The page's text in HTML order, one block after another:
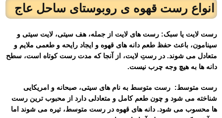
انواع رست قهوه ی روبوستای ساحل عاج
رست لایت یا سبک: رست های لایت از جمله، هف سیتی، لایت سیتی و
سینامون، باعث حفظ طعم دانه های قهوه و ایجاد رایحه و طعمی ملایم و
متعادل می شوند. در رستِ لایت، از آنجا که مدت رست کوتاه است، سطح
دانه ها به هیچ وجه چرب نیست.
رست متوسط: رست متوسط به نام های سیتی، صبحانه و امریکایی
شناخته می شود و چون طعم کامل و متعادلی دارد از محبوب ترین رست
ها محسوب می شود. دانه های قهوه در رست متوسط، تیره می شوند اما